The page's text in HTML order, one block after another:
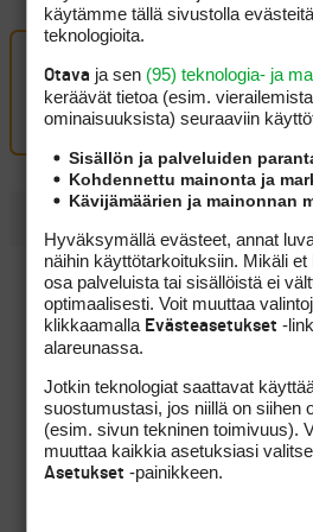
Oma kommentti
Kirjaudu sisään
PGA Tourin runkosarja on Sami
seuraavan kisan ajankohta pysyy
LIV Golf löysi uuden rahoittajan ja
2027
Cleveland toi legendan takaisin
luodessaan uuden RTZ 2:n
Tuuli huijaa lähes jokaista golfaria
yrittää muuttaa sen
käytämme tällä sivustolla
teknologioita.
Otava ja sen (95) teknologia- ja
keräävät tietoa (esim.
ominaisuuk­sista) seuraaviin
Sisällön ja palveluiden
Kohdennettu mainonta ja
Kävijämäärien ja mainonnan
Hyväksymällä evästeet, annat
näihin käyttötarkoituksiin. Mikäli
osa palveluista tai sisällöistä ei
optimaalisesti. Voit muuttaa
klikkaamalla Evästeasetukset -
alareunassa.
Jotkin teknologiat saattavat
suostumustasi, jos niillä on siihen
(esim. sivun tekninen toimivuus).
muuttaa kaikkia asetuksiasi
Asetukset -painikkeen.